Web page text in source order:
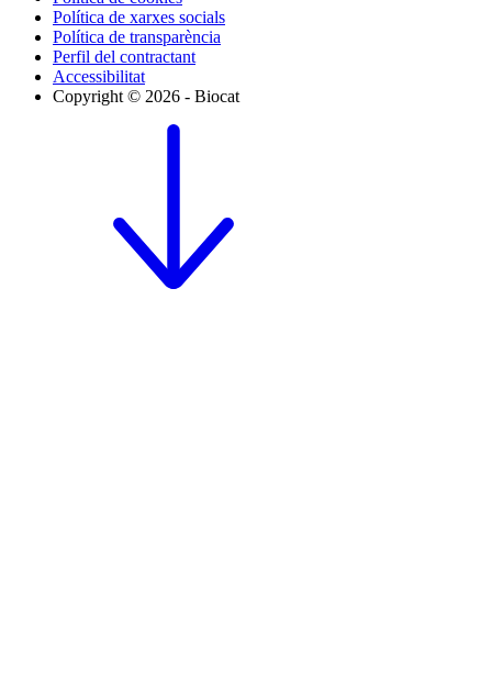
Política de xarxes socials
Política de transparència
Perfil del contractant
Accessibilitat
Copyright © 2026 - Biocat